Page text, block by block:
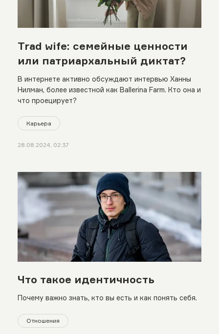
Trad wife: семейные ценности
или патриархальный диктат?
В интернете активно обсуждают интервью Ханны
Нилман, более известной как Ballerina Farm. Кто она и
что проецирует?
Карьера
28.08.2024, 02:37
Что такое идентичность
Почему важно знать, кто вы есть и как понять себя.
Отношения